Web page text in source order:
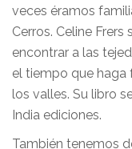
veces éramos
Cerros. Celine
encontrar a las
el tiempo que haga
los valles. Su libro
India ediciones.
También tenemos